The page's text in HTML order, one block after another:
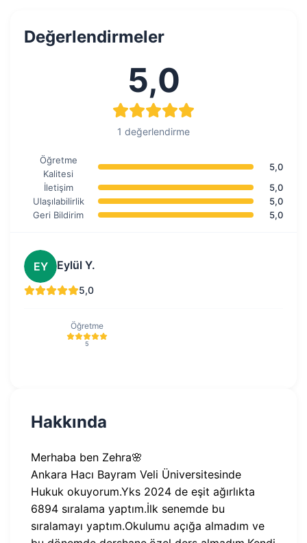
Değerlendirmeler
5,0
1 değerlendirme
Öğretme
Kalitesi
5,0
İletişim
5,0
Ulaşılabilirlik
5,0
Geri Bildirim
5,0
EY Eylül Y.
5,0
Öğretme
5
Hakkında
Merhaba ben Zehra🌸
Ankara Hacı Bayram Veli Üniversitesinde
Hukuk okuyorum.Yks 2024 de eşit ağırlıkta
6894 sıralama yaptım.İlk senemde bu
sıralamayı yaptım.Okulumu açığa almadım ve